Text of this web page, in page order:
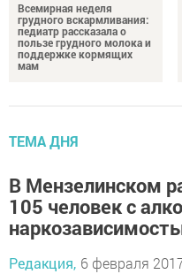
Всемирная неделя
грудного вскармливания:
педиатр рассказала о
пользе грудного молока и
поддержке кормящих
мам
ТЕМА ДНЯ
В Мензелинском
105 человек с
Редакция, 6 февраля